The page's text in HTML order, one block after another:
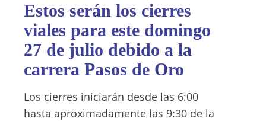
Estos serán los cierres
viales para este domingo
27 de julio debido a la
carrera Pasos de Oro
Los cierres iniciarán desde las 6:00
hasta aproximadamente las 9:30 de la